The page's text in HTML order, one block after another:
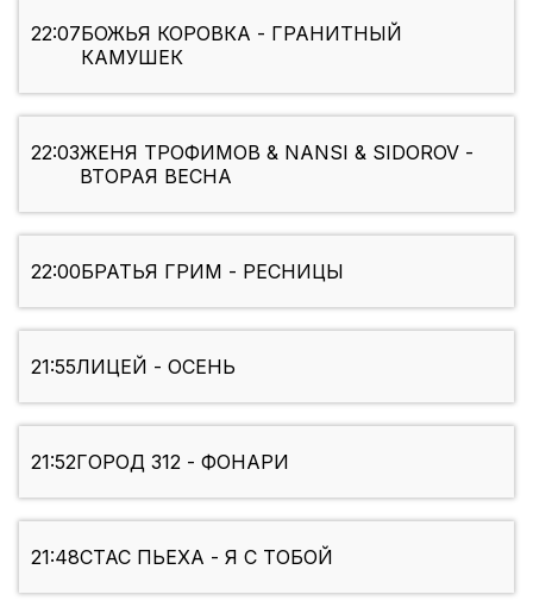
22:07БОЖЬЯ КОРОВКА - ГРАНИТНЫЙ
КАМУШЕК
22:03ЖЕНЯ ТРОФИМОВ & NANSI & SIDOROV -
ВТОРАЯ ВЕСНА
22:00БРАТЬЯ ГРИМ - РЕСНИЦЫ
21:55ЛИЦЕЙ - ОСЕНЬ
21:52ГОРОД 312 - ФОНАРИ
21:48СТАС ПЬЕХА - Я С ТОБОЙ